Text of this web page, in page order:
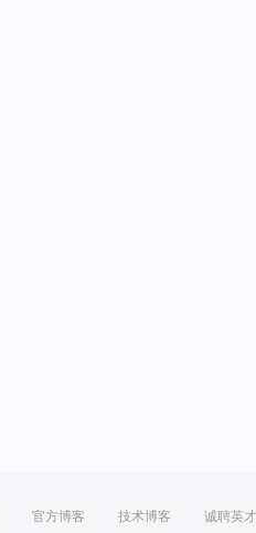
官方博客 技术博客 诚聘英才